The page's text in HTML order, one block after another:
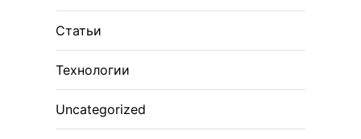
Статьи
Технологии
Uncategorized